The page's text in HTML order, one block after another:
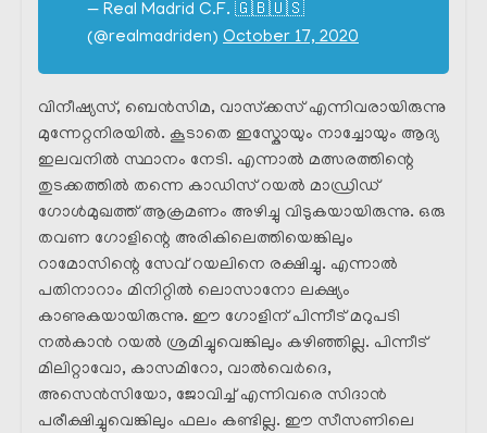
— Real Madrid C.F. 🇬🇧🇺🇸
(@realmadriden) October 17, 2020
വിനീഷ്യസ്, ബെൻസിമ, വാസ്‌ക്കസ് എന്നിവരായിരുന്നു
മുന്നേറ്റനിരയിൽ. കൂടാതെ ഇസ്കോയും നാച്ചോയും ആദ്യ
ഇലവനിൽ സ്ഥാനം നേടി. എന്നാൽ മത്സരത്തിന്റെ
തുടക്കത്തിൽ തന്നെ കാഡിസ് റയൽ മാഡ്രിഡ്‌
ഗോൾമുഖത്ത് ആക്രമണം അഴിച്ചു വിടുകയായിരുന്നു. ഒരു
തവണ ഗോളിന്റെ അരികിലെത്തിയെങ്കിലും
റാമോസിന്റെ സേവ് റയലിനെ രക്ഷിച്ചു. എന്നാൽ
പതിനാറാം മിനിറ്റിൽ ലൊസാനോ ലക്ഷ്യം
കാണുകയായിരുന്നു. ഈ ഗോളിന് പിന്നീട് മറുപടി
നൽകാൻ റയൽ ശ്രമിച്ചുവെങ്കിലും കഴിഞ്ഞില്ല. പിന്നീട്
മിലിറ്റാവോ, കാസമിറോ, വാൽവെർദെ,
അസെൻസിയോ, ജോവിച്ച് എന്നിവരെ സിദാൻ
പരീക്ഷിച്ചുവെങ്കിലും ഫലം കണ്ടില്ല. ഈ സീസണിലെ